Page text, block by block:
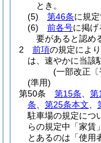
とき。
(5)
第46条に規
(6)
前各号に掲
要があると認め
2
前項の規定によ
は、速やかに当該
(一部改正
(準用)
第50条
第15条 第
条
第25条本文
駐車場の規定につ
らの規定中「家賃
とあるのは「使用